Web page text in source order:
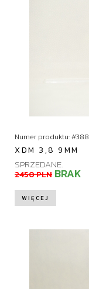
Numer produktu: #388
XDM 3,8 9MM
SPRZEDANE.
2450 PLN BRAK
WIĘCEJ